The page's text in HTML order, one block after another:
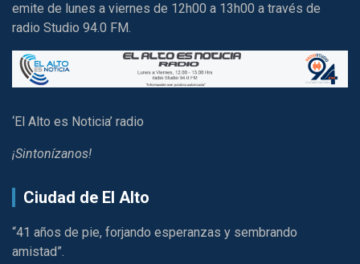
emite de lunes a viernes de 12h00 a 13h00 a través de
radio Studio 94.0 FM.
‘El Alto es Noticia’ radio
¡Sintonízanos!
Ciudad de El Alto
“41 años de pie, forjando esperanzas y sembrando
amistad”.